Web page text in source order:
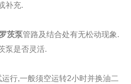
补充.
茨泵管路及结合处有无松动现象.
泵是否灵活.
行,一般须空运转2小时并换油二